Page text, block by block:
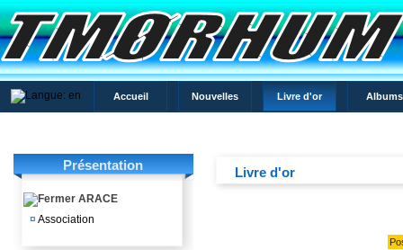
Accueil Nouvelles Livre d'or Albums
Présentation
ARACE
¤ Association
Livre d'or